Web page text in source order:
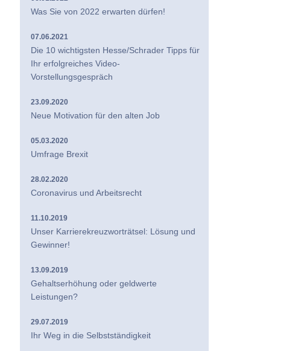
Was Sie von 2022 erwarten dürfen!
07.06.2021
Die 10 wichtigsten Hesse/Schrader Tipps für
Ihr erfolgreiches Video-
Vorstellungsgespräch
23.09.2020
Neue Motivation für den alten Job
05.03.2020
Umfrage Brexit
28.02.2020
Coronavirus und Arbeitsrecht
11.10.2019
Unser Karrierekreuzworträtsel: Lösung und
Gewinner!
13.09.2019
Gehaltserhöhung oder geldwerte
Leistungen?
29.07.2019
Ihr Weg in die Selbstständigkeit